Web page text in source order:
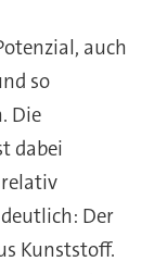
auch
so
Die
dabei
Der
Kunststoff.